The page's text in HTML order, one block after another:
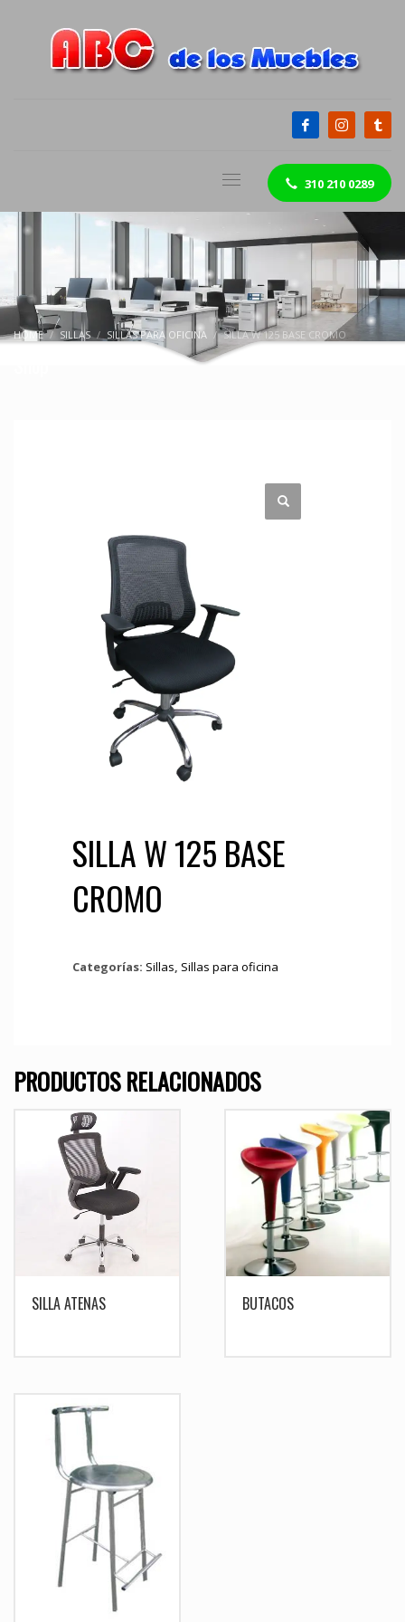
310 210 0289
HOME SILLAS SILLAS PARA OFICINA SILLA W 125 BASE CROMO
SILLA W 125 BASE
CROMO
Categorías: Sillas, Sillas para oficina
PRODUCTOS RELACIONADOS
SILLA ATENAS BUTACOS